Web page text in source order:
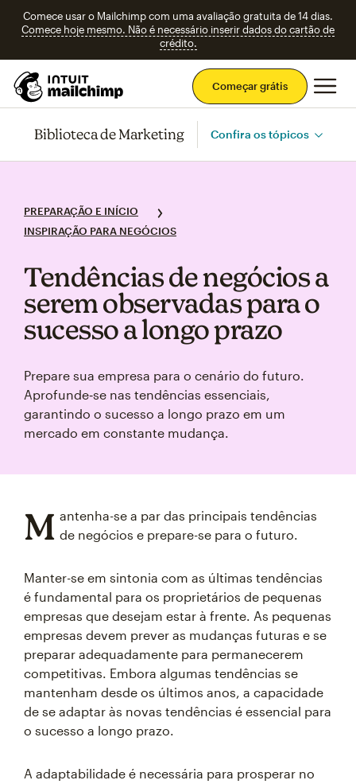
Comece usar o Mailchimp com uma avaliação gratuita de 14 dias.
Comece hoje mesmo. Não é necessário inserir dados do cartão de
crédito.
Começar grátis
Biblioteca de Marketing Confira os tópicos
PREPARAÇÃO E INÍCIO
INSPIRAÇÃO PARA NEGÓCIOS
Tendências de negócios a
serem observadas para o
sucesso a longo prazo
Prepare sua empresa para o cenário do futuro.
Aprofunde‑se nas tendências essenciais,
garantindo o sucesso a longo prazo em um
mercado em constante mudança.
M antenha-se a par das principais tendências
de negócios e prepare-se para o futuro.
Manter-se em sintonia com as últimas tendências
é fundamental para os proprietários de pequenas
empresas que desejam estar à frente. As pequenas
empresas devem prever as mudanças futuras e se
preparar adequadamente para permanecerem
competitivas. Embora algumas tendências se
mantenham desde os últimos anos, a capacidade
de se adaptar às novas tendências é essencial para
o sucesso a longo prazo.
A adaptabilidade é necessária para prosperar no